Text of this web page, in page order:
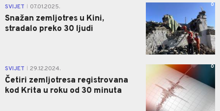
SVIJET 07.01.2025.
Snažan zemljotres u Kini,
stradalo preko 30 ljudi
0
SVIJET 29.12.2024.
Četiri zemljotresa registrovana
kod Krita u roku od 30 minuta
0